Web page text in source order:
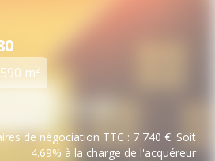
m2
de négociation TTC : 7 740 €. Soit
4.69% à la charge de l'acquéreur